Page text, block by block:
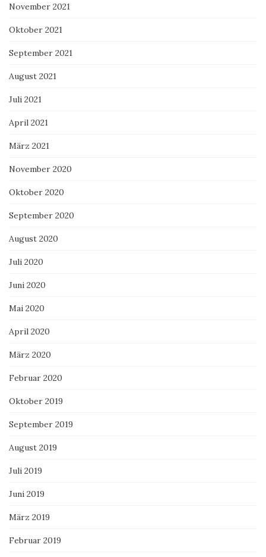
November 2021
Oktober 2021
September 2021
August 2021
Juli 2021
April 2021
März 2021
November 2020
Oktober 2020
September 2020
August 2020
Juli 2020
Juni 2020
Mai 2020
April 2020
März 2020
Februar 2020
Oktober 2019
September 2019
August 2019
Juli 2019
Juni 2019
März 2019
Februar 2019